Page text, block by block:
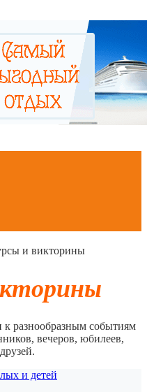
и викторины
к разнообразным событиям
вечеров, юбилеев,
и детей